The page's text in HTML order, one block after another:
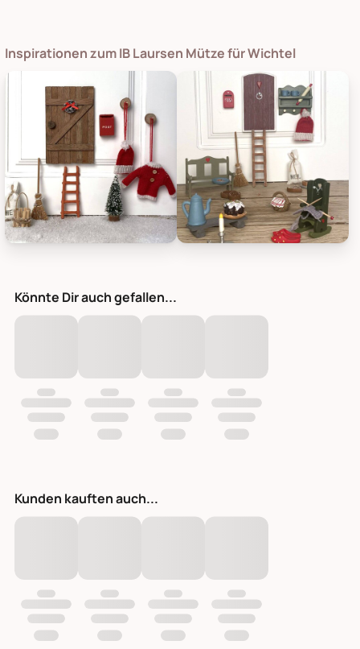
Inspirationen zum IB Laursen Mütze für Wichtel
Könnte Dir auch gefallen...
Kunden kauften auch...